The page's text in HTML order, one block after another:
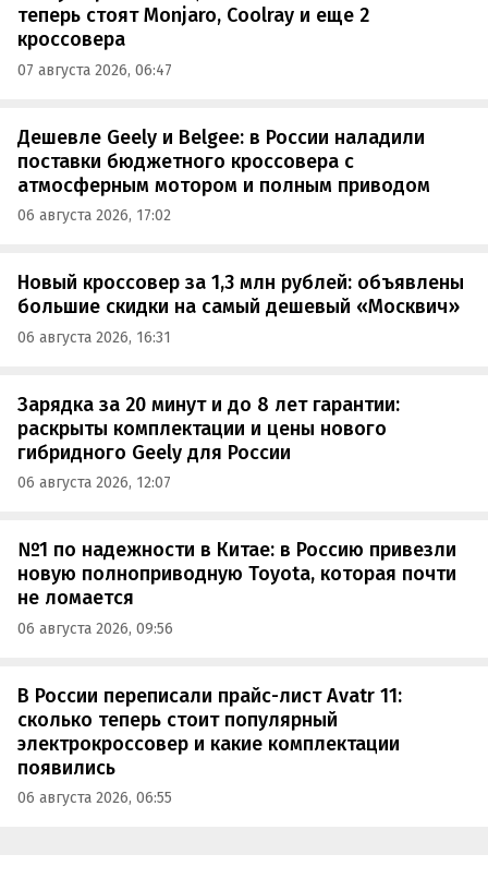
теперь стоят Monjaro, Coolray и еще 2
кроссовера
07 августа 2026, 06:47
Дешевле Geely и Belgee: в России наладили
поставки бюджетного кроссовера с
атмосферным мотором и полным приводом
06 августа 2026, 17:02
Новый кроссовер за 1,3 млн рублей: объявлены
большие скидки на самый дешевый «Москвич»
06 августа 2026, 16:31
Зарядка за 20 минут и до 8 лет гарантии:
раскрыты комплектации и цены нового
гибридного Geely для России
06 августа 2026, 12:07
№1 по надежности в Китае: в Россию привезли
новую полноприводную Toyota, которая почти
не ломается
06 августа 2026, 09:56
В России переписали прайс-лист Avatr 11:
сколько теперь стоит популярный
электрокроссовер и какие комплектации
появились
06 августа 2026, 06:55